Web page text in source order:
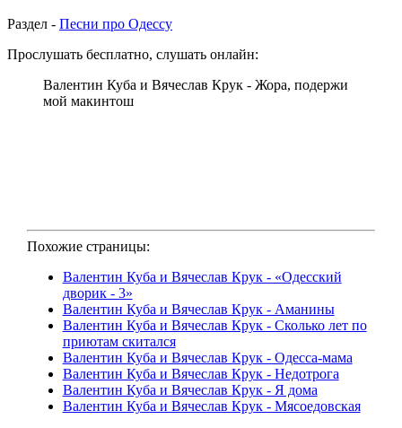
Раздел - Песни про Одессу
Прослушать бесплатно, слушать онлайн:
Валентин Куба и Вячеслав Крук - Жора, подержи
мой макинтош
Похожие страницы:
Валентин Куба и Вячеслав Крук - «Одесский
дворик - 3»
Валентин Куба и Вячеслав Крук - Аманины
Валентин Куба и Вячеслав Крук - Сколько лет по
приютам скитался
Валентин Куба и Вячеслав Крук - Одесса-мама
Валентин Куба и Вячеслав Крук - Недотрога
Валентин Куба и Вячеслав Крук - Я дома
Валентин Куба и Вячеслав Крук - Мясоедовская